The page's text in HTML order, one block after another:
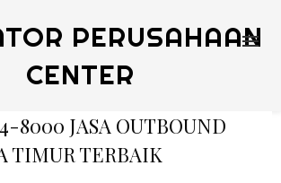
PERUSAHAAN
CENTER
8000 JASA OUTBOUND
TIMUR TERBAIK